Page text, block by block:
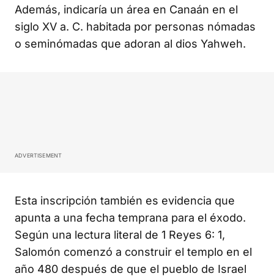
Además, indicaría un área en Canaán en el
siglo XV a. C. habitada por personas nómadas
o seminómadas que adoran al dios Yahweh.
ADVERTISEMENT
Esta inscripción también es evidencia que
apunta a una fecha temprana para el éxodo.
Según una lectura literal de 1 Reyes 6: 1,
Salomón comenzó a construir el templo en el
año 480 después de que el pueblo de Israel